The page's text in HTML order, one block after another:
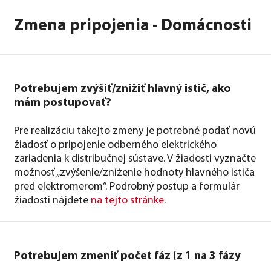
Zmena pripojenia - Domácnosti
Potrebujem zvýšiť/znížiť hlavný istič, ako
mám postupovať?
Pre realizáciu takejto zmeny je potrebné podať novú
žiadosť o pripojenie odberného elektrického
zariadenia k distribučnej sústave. V žiadosti vyznačte
možnosť „zvýšenie/zníženie hodnoty hlavného ističa
pred elektromerom“. Podrobný postup a formulár
žiadosti nájdete na tejto stránke.
Potrebujem zmeniť počet fáz (z 1 na 3 fázy